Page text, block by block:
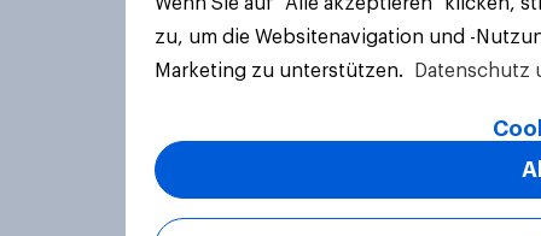
zu, um die Websitenavigation und -
Marketing zu unterstützen.
Datenschutz